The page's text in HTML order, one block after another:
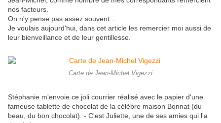
nos facteurs.
On n'y pense pas assez souvent...
Je voulais aujourd'hui, dans cet article les remercier moi aussi de
leur bienveillance et de leur gentillesse.
Carte de Jean-Michel Vigezzi
Stéphanie m'envoie ce joli courrier réalisé avec le papier d'une
fameuse tablette de chocolat de la célèbre maison Bonnat (du
beau, du bon chocolat). - C'est Juliette, une de ses amies qui l'a